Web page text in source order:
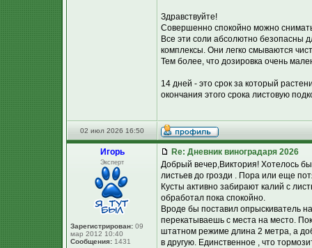
Здравствуйте!
Совершенно спокойно можно
Все эти соли абсолютно безопасны
комплексы. Они легко смываются
Тем более, что дозировка очень
14 дней - это срок за который
окончания этого срока листовую
02 июл 2026 16:50
Игорь
Эксперт
Зарегистрирован: 09
мар 2012 10:40
Сообщения: 1431
Re: Дневник виноградаря 2026
Добрый вечер,Виктория! Хотелось
листьев до грозди . Пора или еще
Кусты активно забирают калий с
обработал пока спокойно.
Вроде бы поставил опрыскиватель
перекатываешь с места на место.
штатном режиме длина 2 метра, а
в другую. Единственное , что